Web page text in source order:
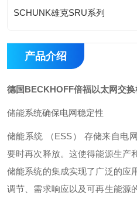
SCHUNK雄克SRU系列
产品介绍
德国BECKHOFF倍福以太网交
储能系统确保电网稳定性
储能系统 （ESS） 存储来自电
要时再次释放。这使得能源生产
储能系统的集成实现了广泛的应
调节、需求响应以及可再生能源